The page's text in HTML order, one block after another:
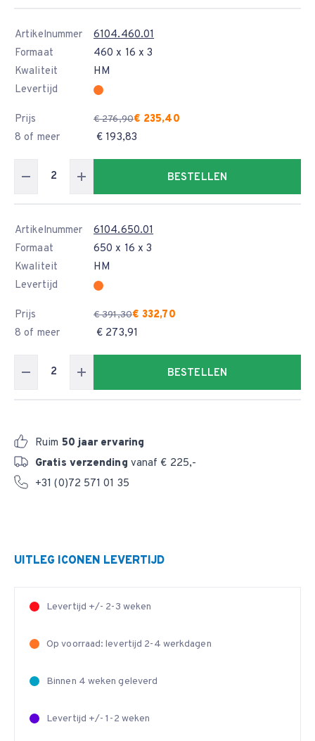
Artikelnummer
6104.460.01
Formaat
460 x 16 x 3
Kwaliteit
HM
Levertijd
Prijs € 276,90€ 235,40
8 of meer
€ 193,83
BESTELLEN
Artikelnummer
6104.650.01
Formaat
650 x 16 x 3
Kwaliteit
HM
Levertijd
Prijs € 391,30€ 332,70
8 of meer
€ 273,91
BESTELLEN
Ruim 50 jaar ervaring
Gratis verzending vanaf € 225,-
+31 (0)72 571 01 35
UITLEG ICONEN LEVERTIJD
Levertijd +/- 2-3 weken
Op voorraad: levertijd 2-4 werkdagen
Binnen 4 weken geleverd
Levertijd +/- 1-2 weken